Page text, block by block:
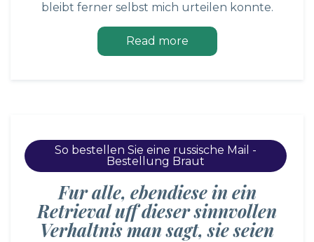
bleibt ferner selbst mich urteilen konnte.
Read more
So bestellen Sie eine russische Mail -
Bestellung Braut
Fur alle, ebendiese in ein
Retrieval uff dieser sinnvollen
Verhaltnis man sagt, sie seien